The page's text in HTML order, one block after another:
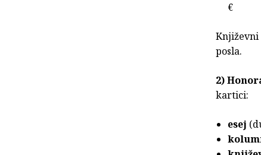
€
Književni
posla.
2)
kartici:
esej